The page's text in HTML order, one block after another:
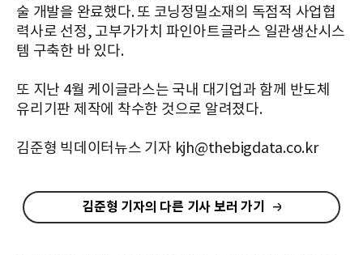
술 개발을 완료했다. 또 코닝정밀소재의 독점적 사업협
력사로 선정, 고부가가치 파인아트글라스 일관생산시스
템 구축한 바 있다.
또 지난 4월 케이글라스는 국내 대기업과 함께 반도체
유리기판 제작에 착수한 것으로 알려졌다.
김준형 빅데이터뉴스 기자 kjh@thebigdata.co.kr
김준형 기자의 다른 기사 보러 가기